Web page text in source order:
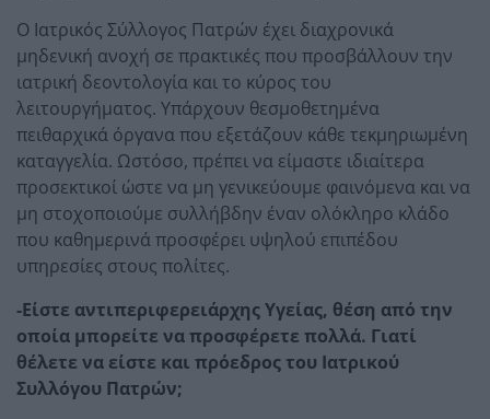
Ο Ιατρικός Σύλλογος Πατρών έχει διαχρονικά
μηδενική ανοχή σε πρακτικές που προσβάλλουν την
ιατρική δεοντολογία και το κύρος του
λειτουργήματος. Υπάρχουν θεσμοθετημένα
πειθαρχικά όργανα που εξετάζουν κάθε τεκμηριωμένη
καταγγελία. Ωστόσο, πρέπει να είμαστε ιδιαίτερα
προσεκτικοί ώστε να μη γενικεύουμε φαινόμενα και να
μη στοχοποιούμε συλλήβδην έναν ολόκληρο κλάδο
που καθημερινά προσφέρει υψηλού επιπέδου
υπηρεσίες στους πολίτες.
-Είστε αντιπεριφερειάρχης Υγείας, θέση από την
οποία μπορείτε να προσφέρετε πολλά. Γιατί
θέλετε να είστε και πρόεδρος του Ιατρικού
Συλλόγου Πατρών;